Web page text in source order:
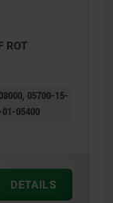
ROT
05700-15-
05400
DETAILS